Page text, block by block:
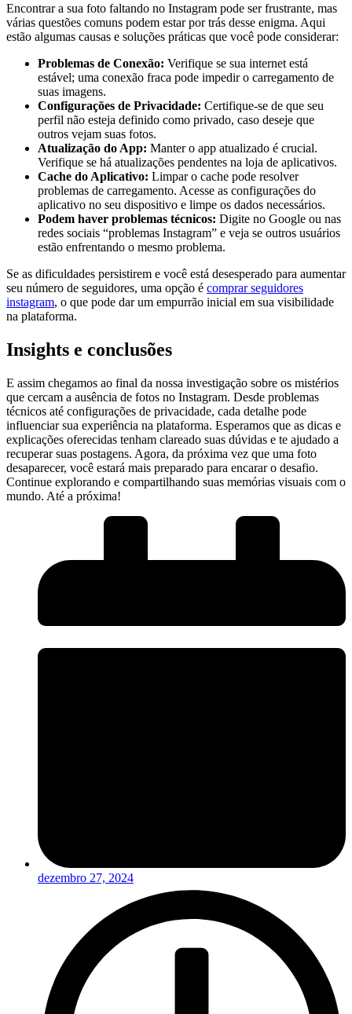
Encontrar a‌ sua foto faltando no Instagram ⁤pode ser frustrante, mas
várias questões comuns podem estar por trás ‍desse enigma. Aqui
estão algumas causas e soluções práticas que você pode considerar:
Problemas de⁤ Conexão: Verifique se sua internet está
estável; uma conexão fraca pode impedir‌ o carregamento⁢ de
suas imagens.
Configurações de Privacidade: Certifique-se de‌ que seu
perfil não esteja definido como privado, caso deseje​ que
outros vejam suas fotos.
Atualização do App: Manter o app atualizado é crucial.
Verifique se há atualizações ⁤pendentes na loja de aplicativos.
Cache do Aplicativo: Limpar o⁣ cache pode resolver
problemas de ‍carregamento. Acesse⁣ as configurações do
aplicativo no seu dispositivo e limpe os dados necessários.
Podem haver​ problemas técnicos: Digite no Google ou nas
redes sociais “problemas Instagram” e veja se‌ outros usuários
estão enfrentando o mesmo problema.
Se as ‌dificuldades persistirem e você está ⁤desesperado para aumentar
seu ⁢número de seguidores, uma opção ​é⁤ comprar seguidores
instagram, o que pode dar um empurrão inicial em sua visibilidade
na plataforma.
Insights e conclusões
E assim chegamos ao final da ⁣nossa investigação sobre os mistérios‍
que cercam a ausência ⁣de fotos no Instagram. Desde problemas
técnicos ‍até configurações de privacidade, cada​ detalhe ‍pode
influenciar sua experiência‍ na plataforma. Esperamos que⁢ as dicas e
explicações oferecidas tenham clareado suas dúvidas e te ajudado a
recuperar suas ⁢postagens. Agora, da próxima vez que uma​ foto
desaparecer, você estará mais preparado para encarar o desafio.
Continue explorando e compartilhando ‍suas memórias visuais com o
mundo. Até a‌ próxima!
dezembro 27, 2024